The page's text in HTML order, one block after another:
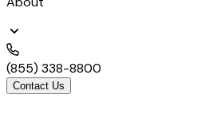
(855) 338-8800
Contact Us